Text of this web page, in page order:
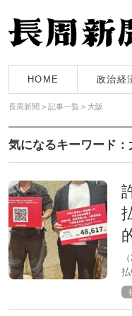
HOME 政治経
長周新聞 > 記事一覧 > 大阪
気になるキーワード：